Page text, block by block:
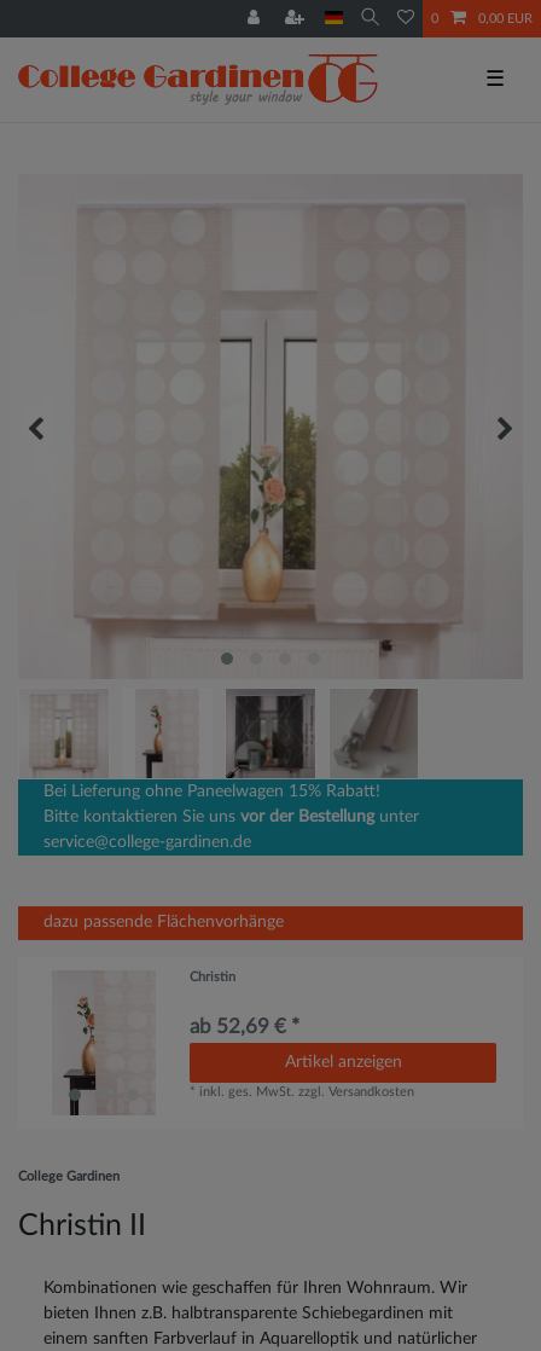
0 0,00 EUR
☰
Bei Lieferung ohne Paneelwagen 15% Rabatt!
Bitte kontaktieren Sie uns vor der Bestellungunter
service@college-gardinen.de
dazu passende Flächenvorhänge
Christin
ab 52,69 € *
Artikel anzeigen
* inkl. ges. MwSt. zzgl.Versandkosten
College Gardinen
Christin II
Kombinationen wie geschaffen für Ihren Wohnraum. Wir
bieten Ihnen z.B. halbtransparente Schiebegardinen mit
einem sanften Farbverlauf in Aquarelloptik und natürlicher